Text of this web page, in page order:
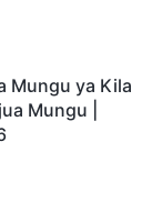
Mungu ya Kila
Mungu |